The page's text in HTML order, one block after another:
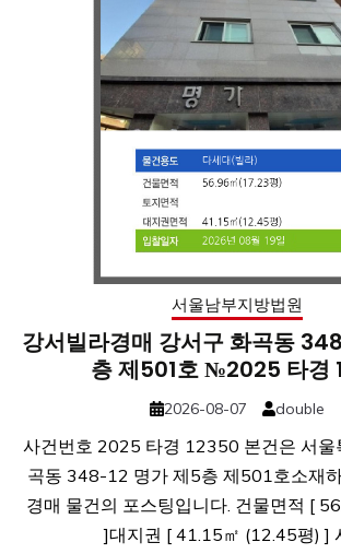
서울남부지방법원
강서빌라경매 강서구 화곡동
층 제501호 №2025 타경
2026-08-07 double
사건번호 2025 타경 12350 본건은 서울
곡동 348-12 명가 제5층 제501호소재
경매 물건의 포스팅입니다. 건물면적 [
]대지권 [ 41.15㎡ (12.45평) ]